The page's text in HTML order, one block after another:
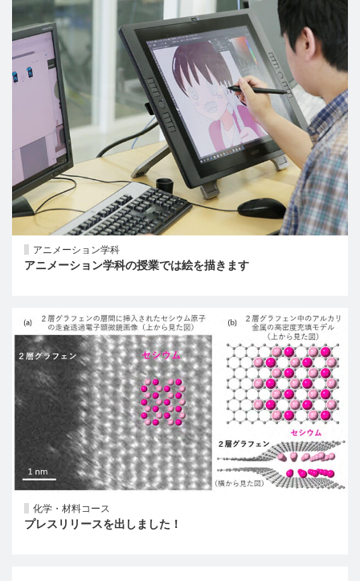
アニメーション学科
アニメーション学科の授業では絵を描きます
化学・材料コース
プレスリリースを出しました！